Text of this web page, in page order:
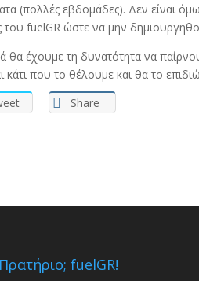
(πολλές εβδομάδες). Δεν είναι
του fuelGR ώστε να μην
θα έχουμε τη δυνατότητα να
κάτι που το θέλουμε και θα το
Share
fuelGR!